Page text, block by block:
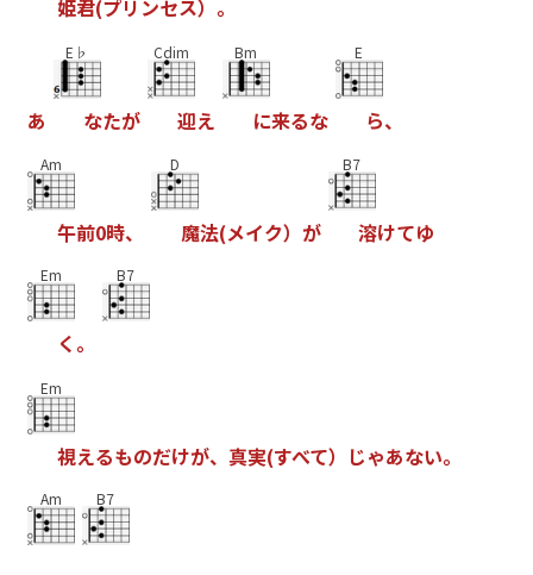
姫君(プリ ンセス） 。
あ
E♭
なたが
Cdim
迎え
Bm
に来るな
E
ら、
Am
午前0時、
D
魔法(メイク） が
B7
溶けてゆ
Em
く。
B7
Em
視えるものだけが、 真実(すべて） じゃあない。
Am B7